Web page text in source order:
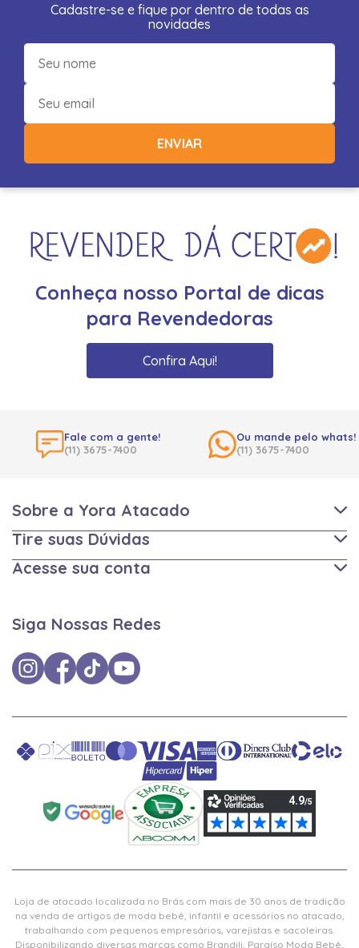
Cadastre-se e fique por dentro de todas as
novidades
ENVIAR
Conheça nosso Portal de dicas
para Revendedoras
Confira Aqui!
Fale com a gente!
(11) 3675-7400
Ou mande pelo whats!
(11) 3675-7400
Sobre a Yora Atacado
Tire suas Dúvidas
Acesse sua conta
Siga Nossas Redes
Loja de atacado localizada no Brás com mais de 30 anos de tradição
na venda de artigos de moda bebê, infantil e acessórios no atacado,
trabalhando com pequenos empresários, varejistas e sacoleiras.
Disponibilizando diversas marcas como Brandili, Paraíso Moda Bebê,